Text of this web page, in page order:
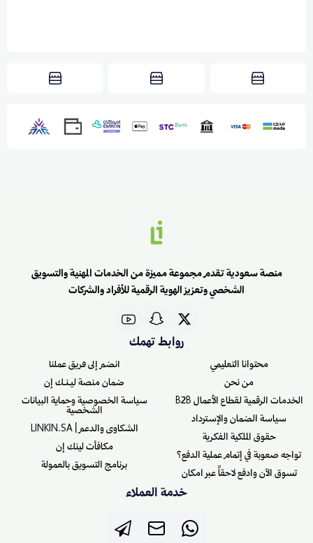
منصة سعودية تقدم مجموعة مميزة من الخدمات المهنية والتسويق
الشخصي وتعزيز الهوية الرقمية للأفراد والشركات
روابط تهمك
محتوانا التعليمي
من نحن
الخدمات الرقمية لقطاع الأعمال B2B
سياسة الضمان والإسترداد
حقوق الملكية الفكرية
تواجه صعوبة في إتمام عملية الدفع؟
تسوق الآن وادفع لاحقاً عبر امكان
انضم إلى فريق عملنا
ضمان منصة ليـنـك إن
سياسة الخصوصية وحماية البيانات
الشخصية
الشكاوى والدعم | LINKIN.SA
مكافأت لينك إن
برنامج التسويق بالعمولة
خدمة العملاء